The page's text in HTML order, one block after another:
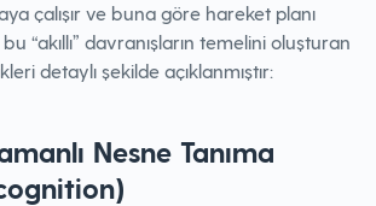
çalışır ve buna göre hareket planı
“akıllı” davranışların temelini oluşturan
detaylı şekilde açıklanmıştır:
Nesne Tanıma